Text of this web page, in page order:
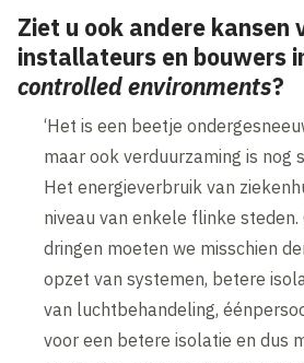
Ziet u ook andere kansen
installateurs en bouwers
controlled environments?
‘Het is een beetje
maar ook verduurzaming is nog
Het energieverbruik van
niveau van enkele flinke
dringen moeten we misschien
opzet van systemen, betere
van luchtbehandeling,
voor een betere isolatie en dus